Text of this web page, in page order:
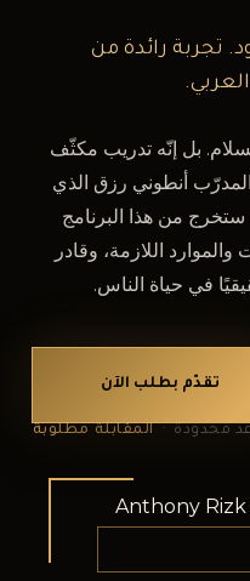
تجربة رائدة من
بل إنّه تدريب مكثّف
أنطوني رزق الذي
٢٦،٠٠٠ جلسة. ستخرج من هذا البرنامج
اللازمة، وقادر
في حياة الناس.
تقدّم بطلب الآن
محدودة · المقابلة مطلوبة